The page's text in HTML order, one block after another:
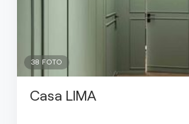
38 FOTO
Casa LIMA